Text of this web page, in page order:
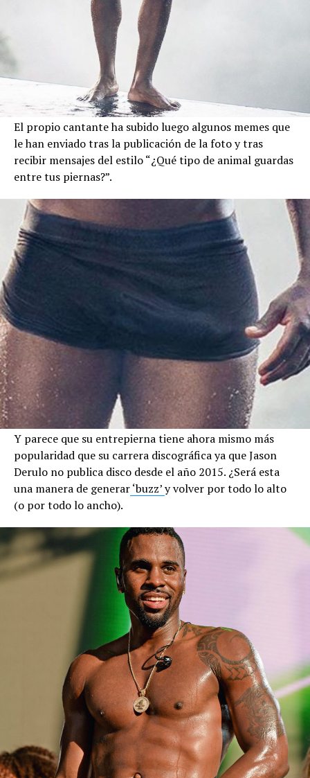
El propio cantante ha subido luego algunos memes que
le han enviado tras la publicación de la foto y tras
recibir mensajes del estilo “¿Qué tipo de animal guardas
entre tus piernas?”.
Y parece que su entrepierna tiene ahora mismo más
popularidad que su carrera discográfica ya que Jason
Derulo no publica disco desde el año 2015. ¿Será esta
una manera de generar‘buzz’y volver por todo lo alto
(o por todo lo ancho).